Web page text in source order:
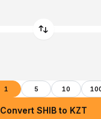
1 5 10
Convert SHIB to KZT